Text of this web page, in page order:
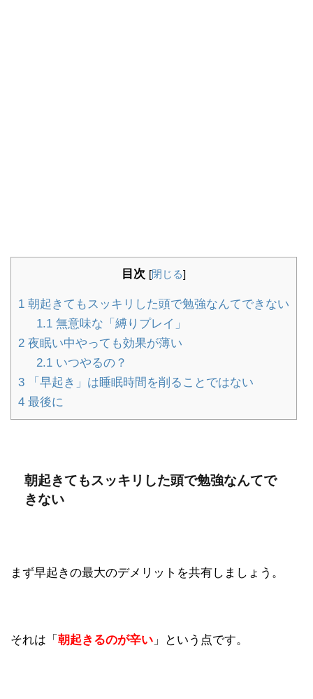
目次 [閉じる]
1 朝起きてもスッキリした頭で勉強なんてできない
1.1無意味な「縛りプレイ」
2 夜眠い中やっても効果が薄い
2.1いつやるの？
3 「早起き」は睡眠時間を削ることではない
4 最後に
朝起きてもスッキリした頭で勉強なんてで
きない
まず早起きの最大のデメリットを共有しましょう。
それは「 朝起きるのが辛い 」という点です。